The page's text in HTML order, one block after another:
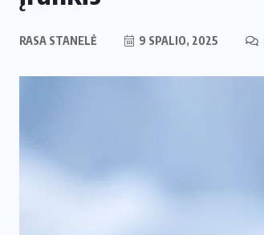
RASA STANELĖ 9 SPALIO, 2025
ENERGETIKA